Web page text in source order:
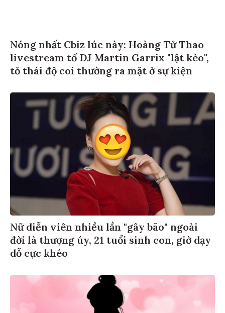
Nóng nhất Cbiz lúc này: Hoàng Tử Thao
livestream tố DJ Martin Garrix "lật kèo",
tỏ thái độ coi thường ra mặt ở sự kiện
Nữ diễn viên nhiều lần "gây bão" ngoài
đời là thượng úy, 21 tuổi sinh con, giờ dạy
dỗ cực khéo